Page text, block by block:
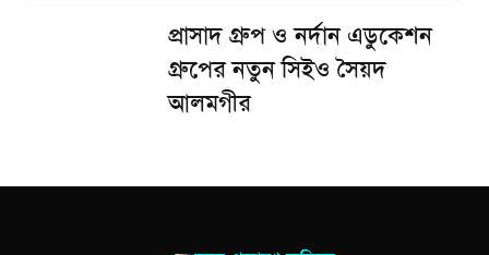
প্রাসাদ গ্রুপ ও নর্দান এডুকেশন
গ্রুপের নতুন সিইও সৈয়দ
আলমগীর